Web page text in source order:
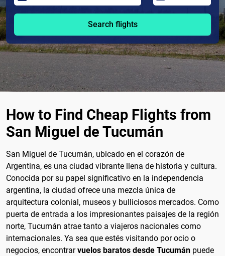
Search flights
How to Find Cheap Flights from
San Miguel de Tucumán
San Miguel de Tucumán, ubicado en el corazón de
Argentina, es una ciudad vibrante llena de historia y cultura.
Conocida por su papel significativo en la independencia
argentina, la ciudad ofrece una mezcla única de
arquitectura colonial, museos y bulliciosos mercados. Como
puerta de entrada a los impresionantes paisajes de la región
norte, Tucumán atrae tanto a viajeros nacionales como
internacionales. Ya sea que estés visitando por ocio o
negocios, encontrarvuelos baratos desde Tucumán puede